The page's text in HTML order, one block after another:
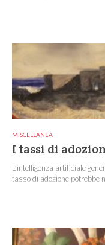
MISCELLANEA
I tassi di
L’intelligenza artificiale
tasso di adozione potrebbe